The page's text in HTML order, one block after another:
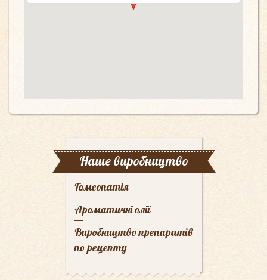
Наше виробництво
Гомеопатія
Ароматичні олії
Виробництво препаратів
по рецепту